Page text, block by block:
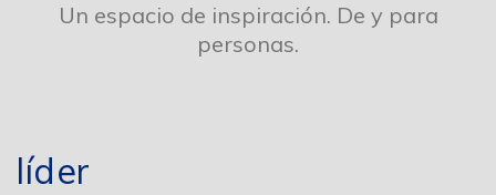
Un espacio de inspiración. De y para
personas.
líder